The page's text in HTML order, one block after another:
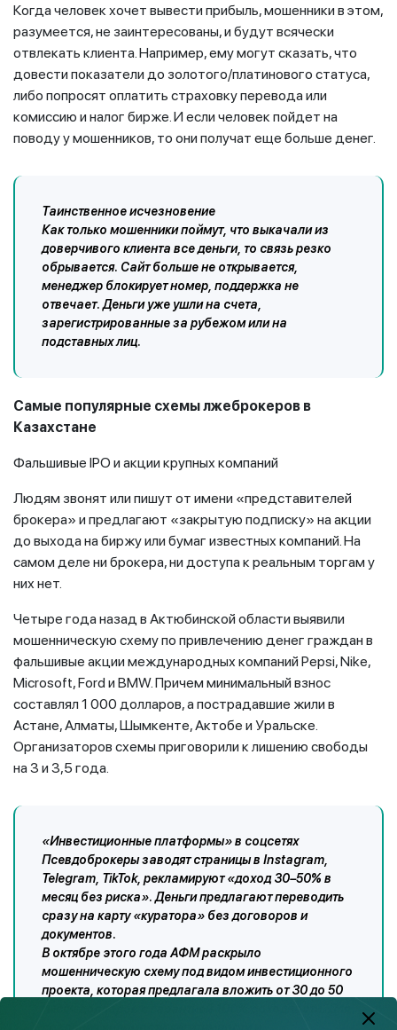
Когда человек хочет вывести прибыль, мошенники в этом,
разумеется, не заинтересованы, и будут всячески
отвлекать клиента. Например, ему могут сказать, что
довести показатели до золотого/платинового статуса,
либо попросят оплатить страховку перевода или
комиссию и налог бирже. И если человек пойдет на
поводу у мошенников, то они получат еще больше денег.
Таинственное исчезновение
Как только мошенники поймут, что выкачали из
доверчивого клиента все деньги, то связь резко
обрывается. Сайт больше не открывается,
менеджер блокирует номер, поддержка не
отвечает. Деньги уже ушли на счета,
зарегистрированные за рубежом или на
подставных лиц.
Самые популярные схемы лжеброкеров в
Казахстане
Фальшивые IPO и акции крупных компаний
Людям звонят или пишут от имени «представителей
брокера» и предлагают «закрытую подписку» на акции
до выхода на биржу или бумаг известных компаний. На
самом деле ни брокера, ни доступа к реальным торгам у
них нет.
Четыре года назад в Актюбинской области выявили
мошенническую схему по привлечению денег граждан в
фальшивые акции международных компаний Pepsi, Nike,
Microsoft, Ford и BMW. Причем минимальный взнос
составлял 1 000 долларов, а пострадавшие жили в
Астане, Алматы, Шымкенте, Актобе и Уральске.
Организаторов схемы приговорили к лишению свободы
на 3 и 3,5 года.
«Инвестиционные платформы» в соцсетях
Псевдоброкеры заводят страницы в Instagram,
Telegram, TikTok, рекламируют «доход 30–50% в
месяц без риска». Деньги предлагают переводить
сразу на карту «куратора» без договоров и
документов.
В октябре этого года АФМ раскрыло
мошенническую схему под видом инвестиционного
проекта, которая предлагала вложить от 30 до 50